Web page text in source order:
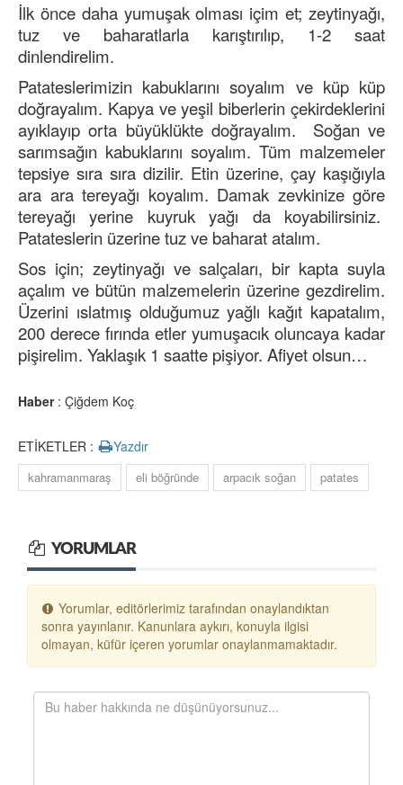
İlk önce daha yumuşak olması içim et; zeytinyağı,
tuz ve baharatlarla karıştırılıp, 1-2 saat
dinlendirelim.
Patateslerimizin kabuklarını soyalım ve küp küp
doğrayalım. Kapya ve yeşil biberlerin çekirdeklerini
ayıklayıp orta büyüklükte doğrayalım. Soğan ve
sarımsağın kabuklarını soyalım. Tüm malzemeler
tepsiye sıra sıra dizilir. Etin üzerine, çay kaşığıyla
ara ara tereyağı koyalım. Damak zevkinize göre
tereyağı yerine kuyruk yağı da koyabilirsiniz.
Patateslerin üzerine tuz ve baharat atalım.
Sos için; zeytinyağı ve salçaları, bir kapta suyla
açalım ve bütün malzemelerin üzerine gezdirelim.
Üzerini ıslatmış olduğumuz yağlı kağıt kapatalım,
200 derece fırında etler yumuşacık oluncaya kadar
pişirelim. Yaklaşık 1 saatte pişiyor. Afiyet olsun…
Haber: Çiğdem Koç
ETİKETLER : Yazdır
kahramanmaraş eli böğründe arpacık soğan patates
YORUMLAR
Yorumlar, editörlerimiz tarafından onaylandıktan
sonra yayınlanır. Kanunlara aykırı, konuyla ilgisi
olmayan, küfür içeren yorumlar onaylanmamaktadır.